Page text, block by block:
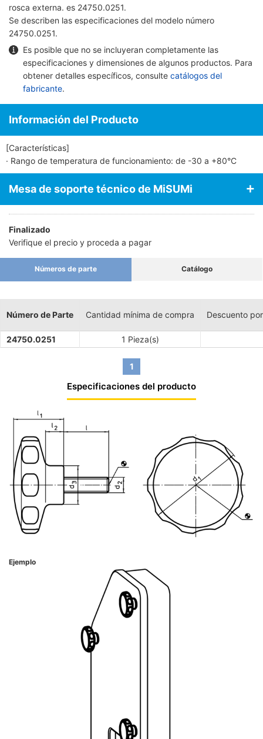
rosca externa. es 24750.0251.
Se describen las especificaciones del modelo número
24750.0251.
Es posible que no se incluyeran completamente las
especificaciones y dimensiones de algunos productos. Para
obtener detalles específicos, consulte catálogos del
fabricante.
Información del Producto
[Características]
· Rango de temperatura de funcionamiento: de -30 a +80°C
Mesa de soporte técnico de MiSUMi
Finalizado
Verifique el precio y proceda a pagar
Números de parte Catálogo
Número de Parte Cantidad mínima de compra Descuento
24750.0251 1 Pieza(s)
1
Especificaciones del producto
Ejemplo